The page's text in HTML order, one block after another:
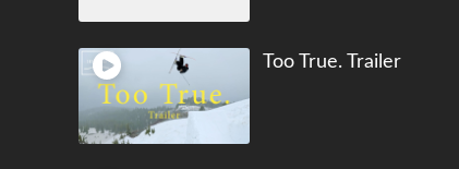
Too True. Trailer